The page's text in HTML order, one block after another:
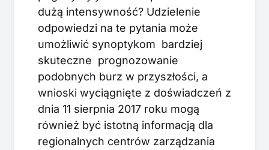
dużą intensywność? Udzielenie
odpowiedzi na te pytania może
umożliwić synoptykom bardziej
skuteczne prognozowanie
podobnych burz w przyszłości, a
wnioski wyciągnięte z doświadczeń z
dnia 11 sierpnia 2017 roku mogą
również być istotną informacją dla
regionalnych centrów zarządzania